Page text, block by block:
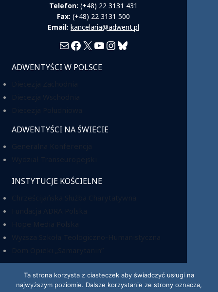
Telefon: (+48) 22 3131 431
Fax: (+48) 22 3131 500
Email: kancelaria@adwent.pl
MailFacebook
X YouTube
Instagram
Bluesky
ADWENTYŚCI W POLSCE
ADWENTYŚCI NA ŚWIECIE
INSTYTUCJE KOŚCIELNE
KRS: 0000220518
Ta strona korzysta z ciasteczek aby świadczyć usługi na
najwyższym poziomie. Dalsze korzystanie ze strony oznacza,